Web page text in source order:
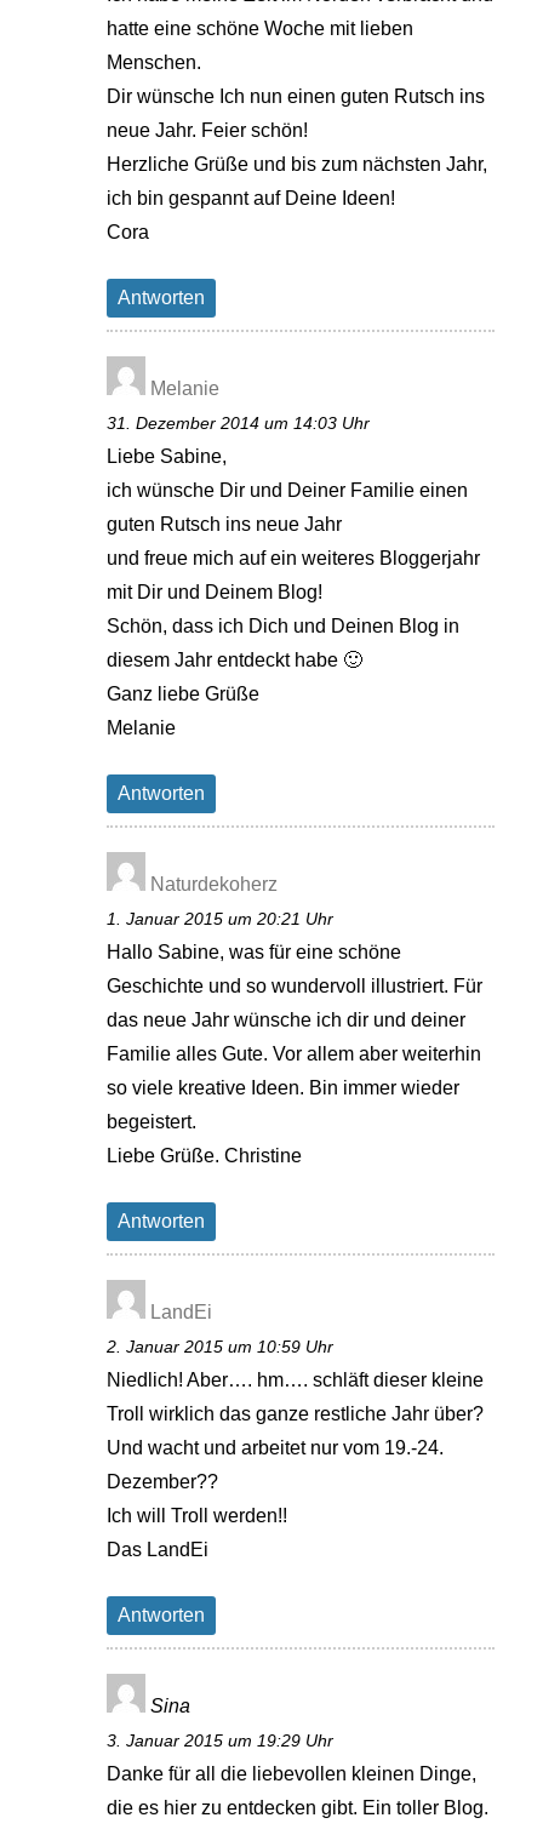
hatte eine schöne Woche mit lieben
Menschen.
Dir wünsche Ich nun einen guten Rutsch ins
neue Jahr. Feier schön!
Herzliche Grüße und bis zum nächsten Jahr,
ich bin gespannt auf Deine Ideen!
Cora
Antworten
Melanie
31. Dezember 2014 um 14:03 Uhr
Liebe Sabine,
ich wünsche Dir und Deiner Familie einen
guten Rutsch ins neue Jahr
und freue mich auf ein weiteres Bloggerjahr
mit Dir und Deinem Blog!
Schön, dass ich Dich und Deinen Blog in
diesem Jahr entdeckt habe 🙂
Ganz liebe Grüße
Melanie
Antworten
Naturdekoherz
1. Januar 2015 um 20:21 Uhr
Hallo Sabine, was für eine schöne
Geschichte und so wundervoll illustriert. Für
das neue Jahr wünsche ich dir und deiner
Familie alles Gute. Vor allem aber weiterhin
so viele kreative Ideen. Bin immer wieder
begeistert.
Liebe Grüße. Christine
Antworten
LandEi
2. Januar 2015 um 10:59 Uhr
Niedlich! Aber…. hm…. schläft dieser kleine
Troll wirklich das ganze restliche Jahr über?
Und wacht und arbeitet nur vom 19.-24.
Dezember??
Ich will Troll werden!!
Das LandEi
Antworten
Sina
3. Januar 2015 um 19:29 Uhr
Danke für all die liebevollen kleinen Dinge,
die es hier zu entdecken gibt. Ein toller Blog.